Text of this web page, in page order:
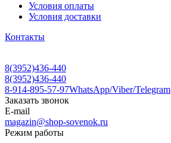
Условия оплаты
Условия доставки
Контакты
8(3952)436-440
8(3952)436-440
8-914-895-57-97WhatsApp/Viber/Telegram
Заказать звонок
E-mail
magazin@shop-sovenok.ru
Режим работы